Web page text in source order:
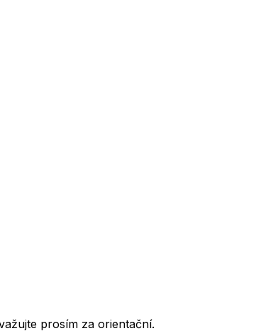
prosím za orientační.